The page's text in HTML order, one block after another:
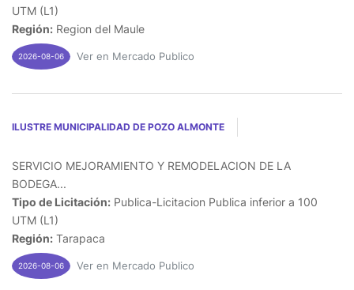
UTM (L1)
Región: Region del Maule
2026-08-06 Ver en Mercado Publico
ILUSTRE MUNICIPALIDAD DE POZO ALMONTE
SERVICIO MEJORAMIENTO Y REMODELACION DE LA
BODEGA...
Tipo de Licitación: Publica-Licitacion Publica inferior a 100
UTM (L1)
Región: Tarapaca
2026-08-06 Ver en Mercado Publico